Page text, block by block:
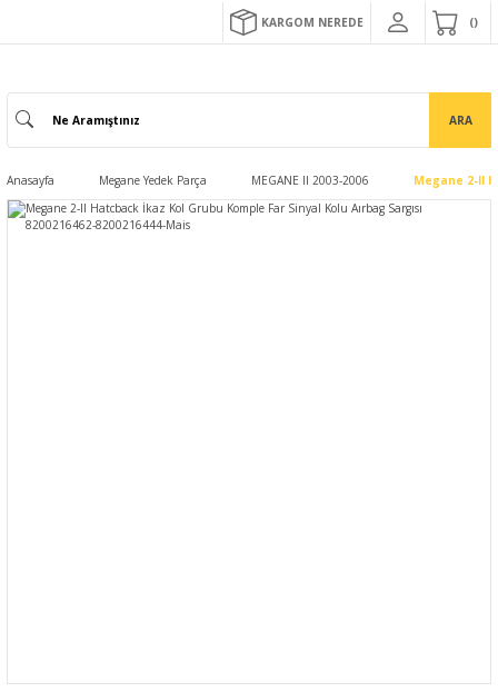
KARGOM NEREDE
ARA
Anasayfa Megane Yedek Parça MEGANE II 2003-2006 Megane 2-II